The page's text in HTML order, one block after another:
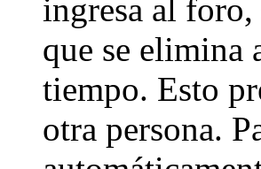
ingresa al foro,
que se elimina
tiempo. Esto
otra persona.